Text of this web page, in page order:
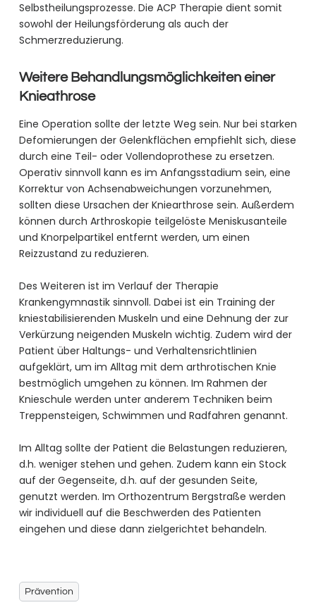
Selbstheilungsprozesse. Die ACP Therapie dient somit
sowohl der Heilungsförderung als auch der
Schmerzreduzierung.
Weitere Behandlungsmöglichkeiten einer
Knieathrose
Eine Operation sollte der letzte Weg sein. Nur bei starken
Defomierungen der Gelenkflächen empfiehlt sich, diese
durch eine Teil- oder Vollendoprothese zu ersetzen.
Operativ sinnvoll kann es im Anfangsstadium sein, eine
Korrektur von Achsenabweichungen vorzunehmen,
sollten diese Ursachen der Kniearthrose sein. Außerdem
können durch Arthroskopie teilgelöste Meniskusanteile
und Knorpelpartikel entfernt werden, um einen
Reizzustand zu reduzieren.
Des Weiteren ist im Verlauf der Therapie
Krankengymnastik sinnvoll. Dabei ist ein Training der
kniestabilisierenden Muskeln und eine Dehnung der zur
Verkürzung neigenden Muskeln wichtig. Zudem wird der
Patient über Haltungs- und Verhaltensrichtlinien
aufgeklärt, um im Alltag mit dem arthrotischen Knie
bestmöglich umgehen zu können. Im Rahmen der
Knieschule werden unter anderem Techniken beim
Treppensteigen, Schwimmen und Radfahren genannt.
Im Alltag sollte der Patient die Belastungen reduzieren,
d.h. weniger stehen und gehen. Zudem kann ein Stock
auf der Gegenseite, d.h. auf der gesunden Seite,
genutzt werden. Im Orthozentrum Bergstraße werden
wir individuell auf die Beschwerden des Patienten
eingehen und diese dann zielgerichtet behandeln.
Prävention